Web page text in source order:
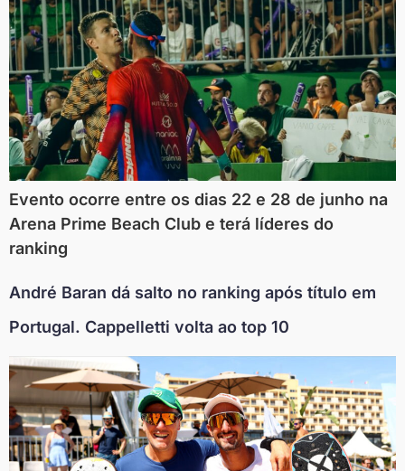
Evento ocorre entre os dias 22 e 28 de junho na
Arena Prime Beach Club e terá líderes do
ranking
André Baran dá salto no ranking após título em
Portugal. Cappelletti volta ao top 10